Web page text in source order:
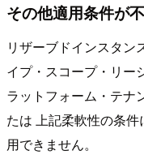
その他適用条件が
リザーブドインスタン
イプ・スコープ・リー
ラットフォーム・テナ
たは 上記柔軟性の条
用できません。